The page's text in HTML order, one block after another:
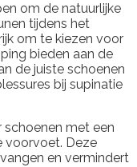
om de natuurlijke
tijdens het
om te kiezen voor
bieden aan de
de juiste schoenen
bij supinatie
schoenen met een
voorvoet. Deze
en vermindert